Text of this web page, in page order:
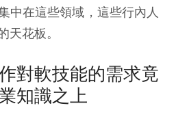
中在這些領域，這些行內人
花板。
對軟技能的需求竟
知識之上